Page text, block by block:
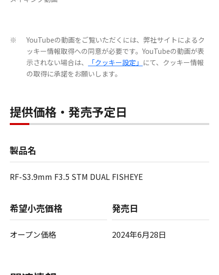
※
YouTubeの動画をご覧いただくには、弊社サイトによるク
ッキー情報取得への同意が必要です。YouTubeの動画が表
示されない場合は、
「クッキー設定」 にて、クッキー情報
の取得に承諾をお願いします。
提供価格・発売予定日
製品名
RF-S3.9mm F3.5 STM DUAL FISHEYE
希望小売価格
オープン価格
発売日
2024年6月28日